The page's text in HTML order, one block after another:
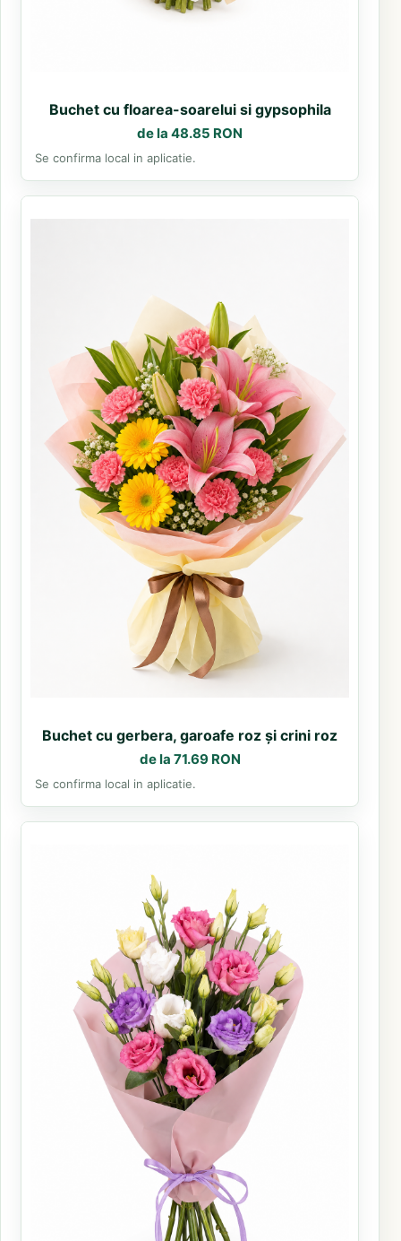
Buchet cu floarea-soarelui si gypsophila
de la 48.85 RON
Se confirma local in aplicatie.
Buchet cu gerbera, garoafe roz și crini roz
de la 71.69 RON
Se confirma local in aplicatie.